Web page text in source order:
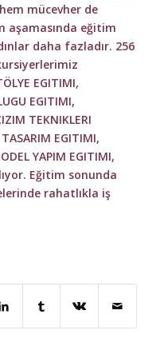
mücevher de
aşamasında eğitim
daha fazladır. 256
EGITIMI,
EGITIMI,
TEKNIKLERI
EGITIMI,
YAPIM EGITIMI,
Eğitim sonunda
rahatlıkla iş